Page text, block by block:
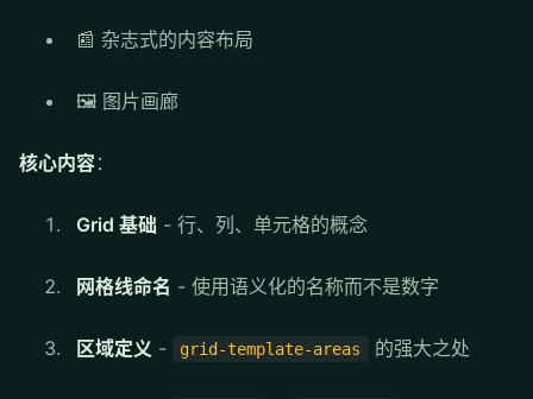
📰 杂志式的内容布局
🖼️ 图片画廊
核心内容：
Grid 基础 - 行、列、单元格的概念
网格线命名 - 使用语义化的名称而不是数字
区域定义 - grid-template-areas 的强大之处